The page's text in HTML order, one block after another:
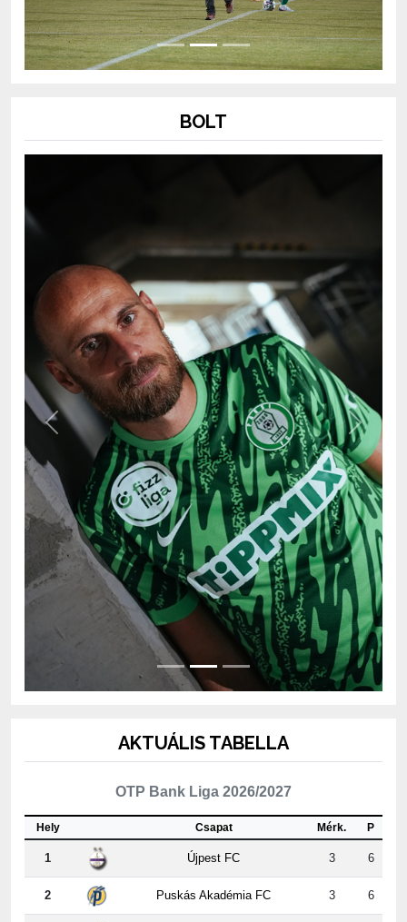
BOLT
Previous Next
AKTUÁLIS TABELLA
OTP Bank Liga 2026/2027
Hely Csapat Mérk. P
1 Újpest FC 3 6
2 Puskás Akadémia FC 3 6